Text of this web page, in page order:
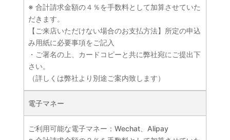
※ 合計請求金額の４％を手数料として加算させていた
だきます。
【ご来店いただけない場合のお支払方法】所定の申込
み用紙に必要事項をご記入
・ご署名の上、カードコピーと共に弊社宛にご提出下
さい。
（詳しくは弊社より別途ご案内致します）
電子マネー
ご利用可能な電子マネー：Wechat、Alipay